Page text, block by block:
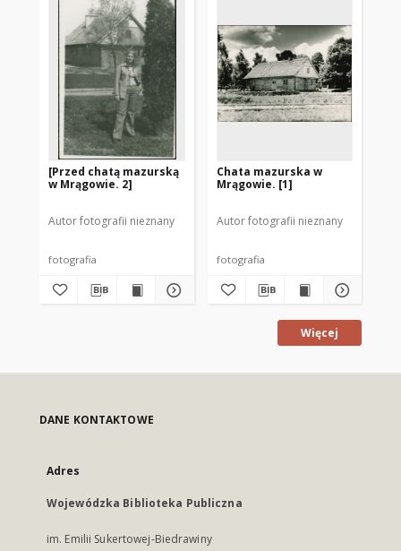
[Przed chatą mazurską
w Mrągowie. 2]
Autor fotografii nieznany
fotografia
Chata mazurska w
Mrągowie. [1]
Autor fotografii nieznany
fotografia
Więcej
DANE KONTAKTOWE
Adres
Wojewódzka Biblioteka Publiczna
im. Emilii Sukertowej-Biedrawiny